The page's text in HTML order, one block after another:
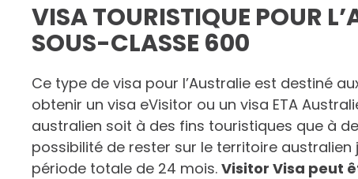
VISA TOURISTIQUE POUR
SOUS-CLASSE 600
Ce type de visa pour l’Australie est destiné
obtenir un visa eVisitor ou un visa ETA
australien soit à des fins touristiques que à
possibilité de rester sur le territoire australien
période totale de 24 mois. Visitor Visa peut